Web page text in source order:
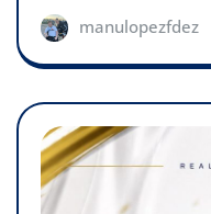
manulopezfdez